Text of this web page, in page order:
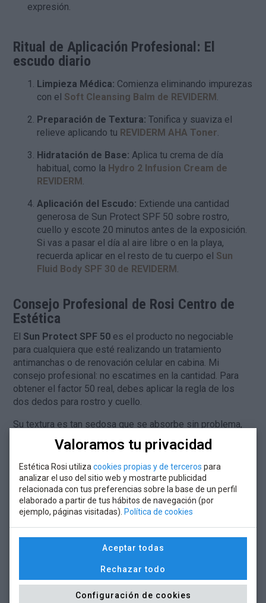
expresión.
Ritual de Aplicación Profesional: El
escudo diario
Limpieza Médica: Comienza eliminando impurezas
con el Soft Cleansing Balm de REVIDERM.
Preparación de Textura: Tonifica y suaviza el
relieve aplicando tu REVIDERM AHA Toner.
Hidratación de Base: Aplica tu crema de día
habitual, como la Hydro 2 Infusion Cream de
REVIDERM.
Aplicación del Escudo: Extiende una cantidad
generosa de Sun Protect SPF 50 sobre rostro,
cuello y escote 20 minutos antes de la exposición.
Si vas a pasar el día al aire libre o en la playa,
recuerda aplicar en el resto de tu cuerpo el Sun
Fluid Body SPF 30 de REVIDERM.
Consejo Profesional de Rosi Centro de
Estética
El Sun Protect SPF 50 es el producto no negociable
para cualquiera que esté realizando un tratamiento
antimanchas o de renovación celular en cabina. Mi
consejo profesional: no escatimes en la cantidad. Para
obtener el factor 50 real, debes aplicar la regla de los
dos dedos para rostro y cuello.
Su textura es tan sedosa que se absorbe sin problema,
convirtiéndose en el mejor seguro de vida contra el
envejecimiento prematuro.
SPF 50 de Solar Skin Shield SPF
30?
Valoramos tu privacidad
Estética Rosi utiliza cookies propias y de terceros para
analizar el uso del sitio web y mostrarte publicidad
relacionada con tus preferencias sobre la base de un perfil
elaborado a partir de tus hábitos de navegación (por
ejemplo, páginas visitadas). Política de cookies
Aceptar todas
Rechazar todo
Configuración de cookies